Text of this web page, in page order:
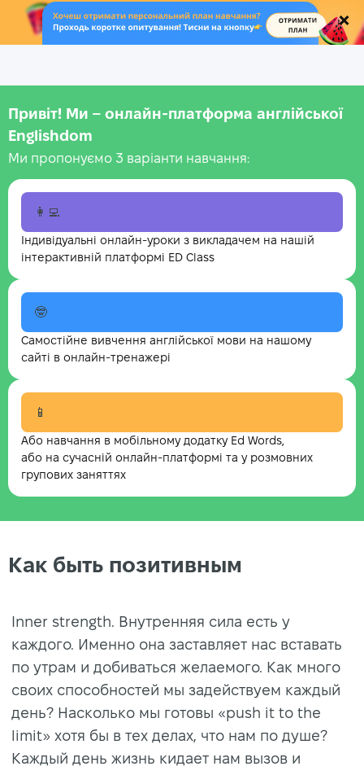
.
Привіт! Ми – онлайн-платформа англійської
Englishdom
Ми пропонуємо 3 варіанти навчання:
👩‍💻
Індивідуальні онлайн-уроки з викладачем на нашій
інтерактивній платформі ED Class
🤓
Самостійне вивчення англійської мови на нашому
сайті в онлайн-тренажері
📱
Або навчання в мобільному додатку Ed Words,
або на сучасній онлайн-платформі та у розмовних
групових заняттях
Как быть позитивным
Inner strength. Внутренняя сила есть у
каждого. Именно она заставляет нас вставать
по утрам и добиваться желаемого. Как много
своих способностей мы задействуем каждый
день? Насколько мы готовы «push it to the
limit» хотя бы в тех делах, что нам по душе?
Каждый день жизнь кидает нам вызов и